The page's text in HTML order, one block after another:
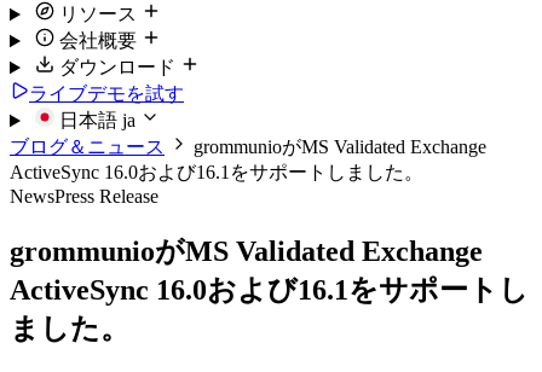
リソース
会社概要
ダウンロード
ライブデモを試す
日本語 ja
ブログ＆ニュース
grommunioがMS Validated Exchange
ActiveSync 16.0および16.1をサポートしました。
NewsPress Release
grommunioがMS Validated Exchange
ActiveSync 16.0および16.1をサポートし
ました。